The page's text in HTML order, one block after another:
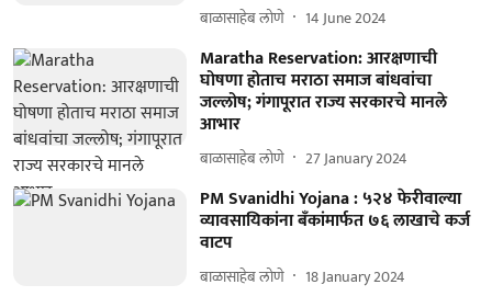
बाळासाहेब लोणे 14 June 2024
Maratha Reservation: आरक्षणाची
घोषणा होताच मराठा समाज बांधवांचा
जल्लोष; गंगापूरात राज्य सरकारचे मानले
आभार
बाळासाहेब लोणे 27 January 2024
PM Svanidhi Yojana : ५२४ फेरीवाल्या
व्यावसायिकांना बँकांमार्फत ७६ लाखाचे कर्ज
वाटप
बाळासाहेब लोणे 18 January 2024